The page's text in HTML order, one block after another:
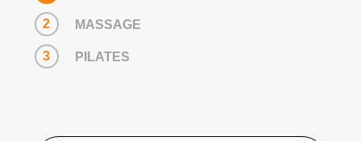
2 MASSAGE
3 PILATES